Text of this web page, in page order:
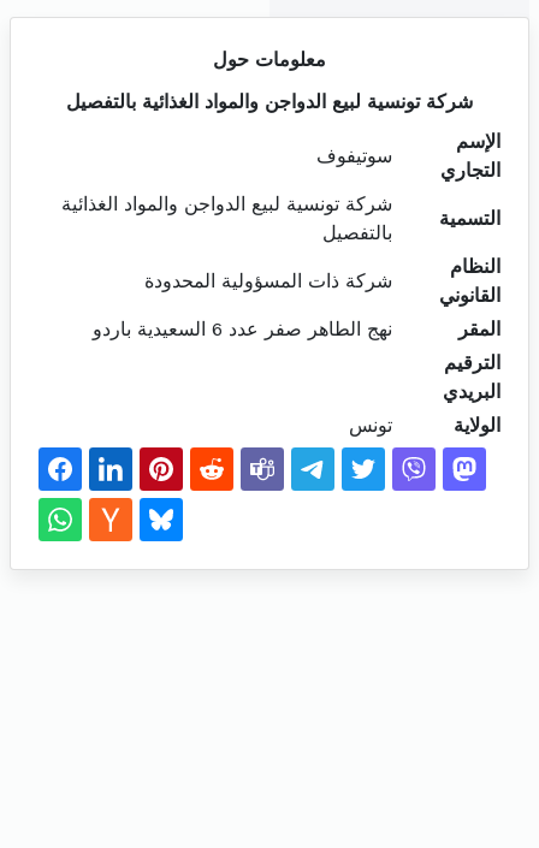
معلومات حول
شركة تونسية لبيع الدواجن والمواد الغذائية بالتفصيل
الإسم
التجاري
سوتيفوف
التسمية
شركة تونسية لبيع الدواجن والمواد الغذائية
بالتفصيل
النظام
القانوني
شركة ذات المسؤولية المحدودة
المقر
نهج الطاهر صفر عدد 6 السعيدية باردو
الترقيم
البريدي
الولاية
تونس